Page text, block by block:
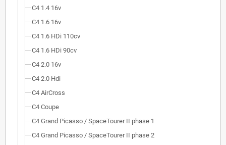
C4 1.4 16v
C4 1.6 16v
C4 1.6 HDi 110cv
C4 1.6 HDi 90cv
C4 2.0 16v
C4 2.0 Hdi
C4 AirCross
C4 Coupe
C4 Grand Picasso / SpaceTourer II phase 1
C4 Grand Picasso / SpaceTourer II phase 2